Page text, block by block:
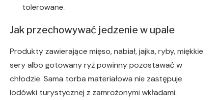
tolerowane.
Jak przechowywać jedzenie w upale
Produkty zawierające mięso, nabiał, jajka, ryby, miękkie
sery albo gotowany ryż powinny pozostawać w
chłodzie. Sama torba materiałowa nie zastępuje
lodówki turystycznej z zamrożonymi wkładami.